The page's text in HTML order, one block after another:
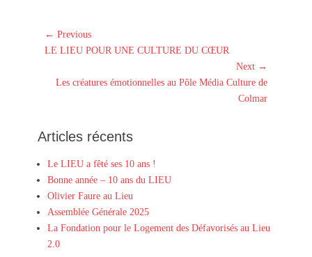
Navigation
de
← Previous
Previous
LE LIEU POUR UNE CULTURE DU CŒUR
Next →
NextLes créatures émotionnelles au Pôle Média Culture de
Colmar
Articles récents
Le LIEU a fêté ses 10 ans !
Bonne année – 10 ans du LIEU
Olivier Faure au Lieu
Assemblée Générale 2025
La Fondation pour le Logement des Défavorisés au Lieu
2.0